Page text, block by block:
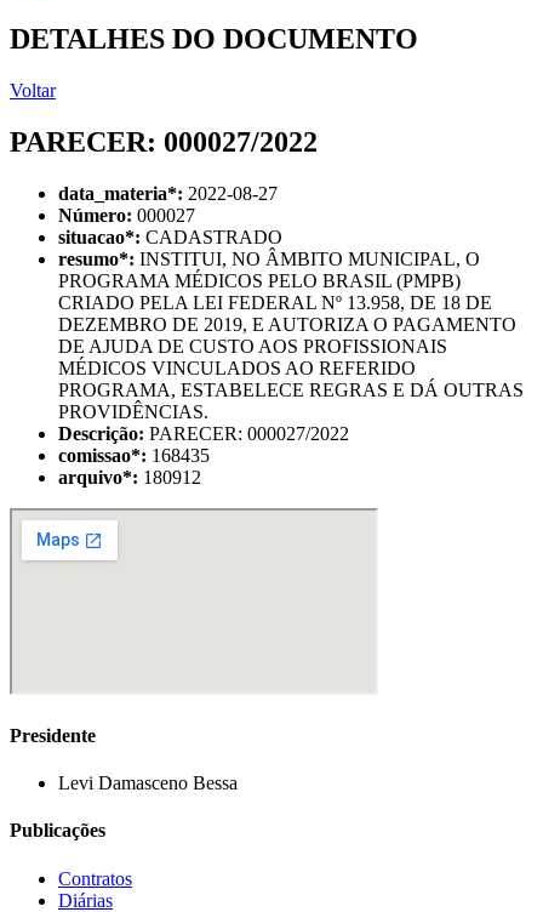
DETALHES DO DOCUMENTO
Voltar
PARECER: 000027/2022
data_materia*: 2022-08-27
Número: 000027
situacao*: CADASTRADO
resumo*: INSTITUI, NO ÂMBITO MUNICIPAL, O
PROGRAMA MÉDICOS PELO BRASIL (PMPB)
CRIADO PELA LEI FEDERAL Nº 13.958, DE 18 DE
DEZEMBRO DE 2019, E AUTORIZA O PAGAMENTO
DE AJUDA DE CUSTO AOS PROFISSIONAIS
MÉDICOS VINCULADOS AO REFERIDO
PROGRAMA, ESTABELECE REGRAS E DÁ OUTRAS
PROVIDÊNCIAS.
Descrição: PARECER: 000027/2022
comissao*: 168435
arquivo*: 180912
Presidente
Levi Damasceno Bessa
Publicações
Contratos
Diárias